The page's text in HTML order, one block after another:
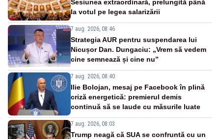
Sesiunea extraordinară, prelungită până
la votul pe legea salarizării
7 aug. 2026, 08:46
Strategia AUR pentru suspendarea lui
Nicușor Dan. Dungaciu: „Vrem să vedem
cine semnează și cine nu”
7 aug. 2026, 08:40
Ilie Bolojan, mesaj pe Facebook în plină
criză energetică: premierul demis
continuă să se laude cu măsurile luate
7 aug. 2026, 08:03
Trump neagă că SUA se confruntă cu un